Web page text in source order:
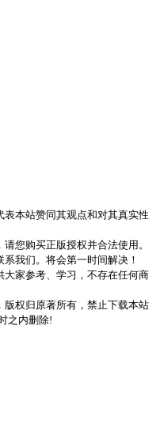
本站赞同其观点和对其真实性
您购买正版授权并合法使用。
我们。将会第一时间解决！
家参考、学习，不存在任何商
权归原著所有，禁止下载本站
之内删除!